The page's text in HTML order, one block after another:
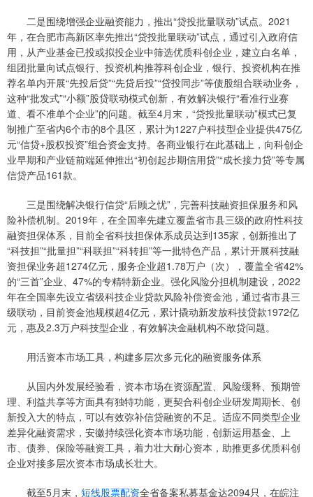
二是围绕增强企业融资能力，推出“贷投批量联动”试点。2021
年，在合肥市高新区率先推出“贷投批量联动”试点，通过引入政府信
用，从产业基金已投或拟投企业中筛选优质科创企业，建立白名单，
组团批量向试点银行、投资机构推荐科创企业，银行、投资机构在推
荐名单内开展“先投后贷”“先贷后投”“贷投同步”等债股组合联动业务，
这种“批发式”“小额”股贷联动模式创新，有效解决银行“看准行业赛
道、看不准单个企业”的问题。截至4月末，“贷投批量联动”模式已复
制推广至省内6个市的8个县区，累计为1227户科技型企业提供475亿
元“信贷+股权投资”组合资金支持。各商业银行在此基础上，向科创企
业早期和产业链前端延伸推出“初创起步期信用贷”“成长接力贷”等专属
信贷产品161款。
三是围绕解决银行信贷“后顾之忧”，完善科技融资担保服务和风
险补偿机制。2019年，在全国率先建立覆盖省市县三级的政府性科技
融资担保体系，目前全省科技担保体系成员达到135家，创新推出了
“科技担”“批量担”“科联担”“科转担”等一批特色产品，累计开展科技融
资担保业务超1274亿元，服务企业超1.78万户（次），覆盖全省42%
的“三首”企业、47%的专精特新企业。强化风险分担机制建设，2022
年在全国率先设立省级科技企业贷款风险补偿资金池，通过省市县三
级联动，目前资金池规模超4亿元，累计撬动新发放科技贷款1972亿
元，惠及2.3万户科技型企业，有效解决金融机构不敢贷问题。
用活资本市场工具，构建多层次多元化的融资服务体系
从国内外发展经验看，资本市场在资源配置、风险缓释、预期管
理、利益共享等方面具有独特功能，更契合科创企业研发周期长、创
新投入大的特点，可以有效弥补信贷融资的不足。适应不同类型企业
差异化融资需求，安徽持续强化资本市场功能，创新运用基金、上
市、债券、保险等融资工具，着力壮大耐心资本，助推更多优质科创
企业对接多层次资本市场成长壮大。
截至5月末， 短线股票配资全省备案私募基金达2094只，在皖注